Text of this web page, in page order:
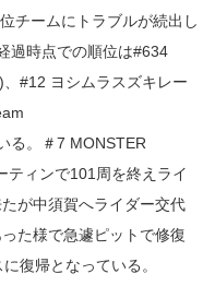
チームにトラブルが続出し
過時点での順位は#634
#12 ヨシムラスズキレー
る。＃7 MONSTER
ティンで101周を終えライ
が中須賀へライダー交代
た様で急遽ピットで修復
復帰となっている。